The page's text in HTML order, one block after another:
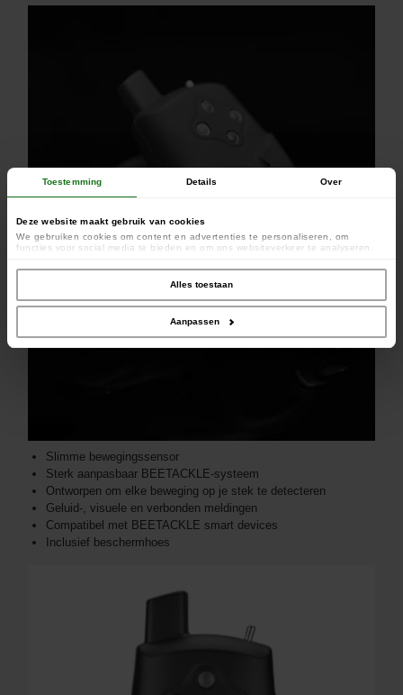
Toestemming Details Over
Deze website maakt gebruik van cookies
We gebruiken cookies om content en advertenties te personaliseren, om
functies voor social media te bieden en om ons websiteverkeer te analyseren.
social media, adverteren en analyse. Deze partners kunnen deze gegevens
combineren met andere informatie die u aan ze heeft verstrekt of die ze hebben
verzameld op basis van uw gebruik van hun services.
Alles toestaan
Aanpassen
Slimme bewegingssensor
Sterk aanpasbaar BEETACKLE-systeem
Ontworpen om elke beweging op je stek te detecteren
Geluid-, visuele en verbonden meldingen
Compatibel met BEETACKLE smart devices
Inclusief beschermhoes